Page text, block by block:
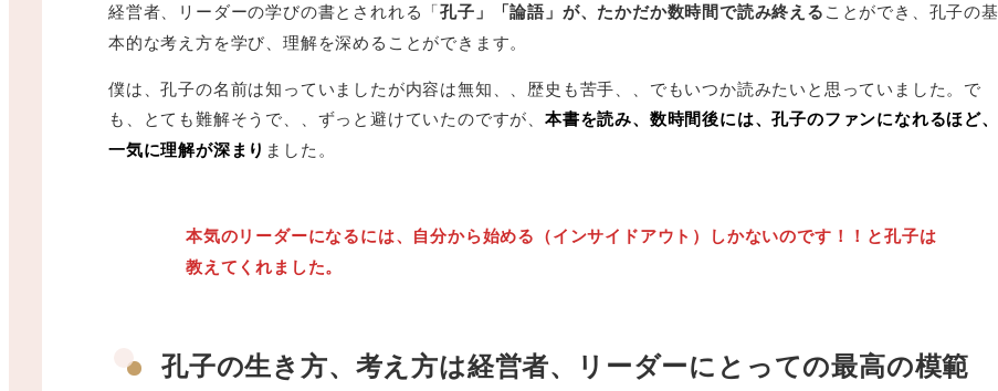
経営者、リーダーの学びの書とされれる「孔子」「論語」が、たかだか数時間で読み終えることができ、孔子の基
本的な考え方を学び、理解を深めることができます。
僕は、孔子の名前は知っていましたが内容は無知、、歴史も苦手、、でもいつか読みたいと思っていました。で
も、とても難解そうで、、ずっと避けていたのですが、 本書を読み、数時間後には、孔子のファンになれるほど、
一気に理解が深まり ました。
本気のリーダーになるには、自分から始める（インサイドアウト）しかないのです！！と孔子は
教えてくれました。
孔子の生き方、考え方は経営者、リーダーにとっての最高の模範